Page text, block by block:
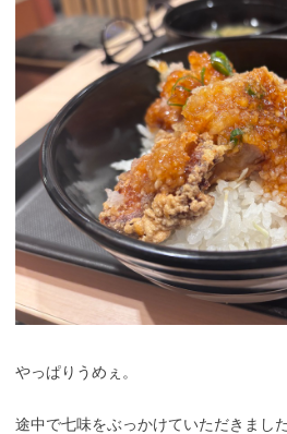
やっぱりうめぇ。
途中で七味をぶっかけていただきまし